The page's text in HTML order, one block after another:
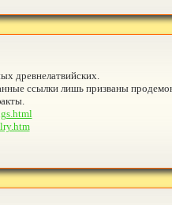
древнелатвийских.
ссылки лишь призваны